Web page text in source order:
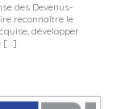
des Devenus-
reconnaître le
développer
[…]